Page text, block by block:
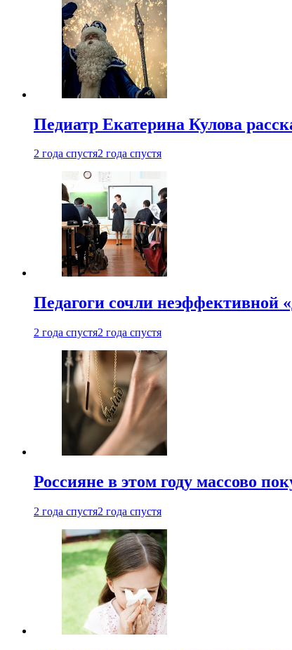
Педиатр Екатерина Кулова
2 года спустя2 года спустя
Педагоги сочли неэффективной
2 года спустя2 года спустя
Россияне в этом году массово
2 года спустя2 года спустя